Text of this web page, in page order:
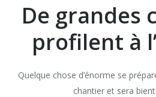
De grandes
profilent à
Quelque chose d’énorme se
chantier et sera